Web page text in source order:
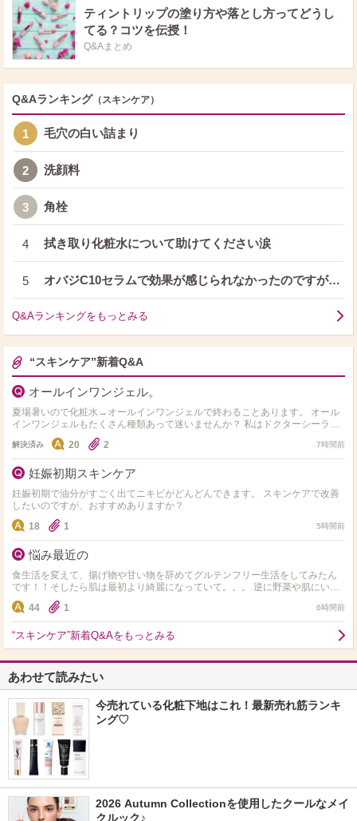
ティントリップの塗り方や落とし方ってどうし
てる？コツを伝授！
Q&Aまとめ
Q&Aランキング （スキンケア）
1 毛穴の白い詰まり
2 洗顔料
3 角栓
4 拭き取り化粧水について助けてください涙
5 オバジC10セラムで効果が感じられなかったのですが…
Q&Aランキングをもっとみる
“スキンケア”新着Q&A
オールインワンジェル。
夏場暑いので化粧水→オールインワンジェルで終わることあります。 オール
インワンジェルもたくさん種類あって迷いませんか？ 私はドクターシーラボ
のセンシティブジェル敏感肌用を使用してます。 オス…
解決済み 20 2 7時間前
妊娠初期スキンケア
妊娠初期で油分がすごく出てニキビがどんどんできます。 スキンケアで改善
したいのですが、おすすめありますか？
18
1 5時間前
悩み最近の
食生活を変えて、揚げ物や甘い物を辞めてグルテンフリー生活をしてみたん
です！！そしたら肌は最初より綺麗になっていて。。。 逆に野菜や肌にいい
ものしか食べれず 揚げ物や小麦やお菓子や米、味が濃ゆい…
44 1 6時間前
“スキンケア”新着Q&Aをもっとみる
あわせて読みたい
今売れている化粧下地はこれ！最新売れ筋ランキ
ング♡
2026 Autumn Collectionを使用したクールなメイ
クルック♪